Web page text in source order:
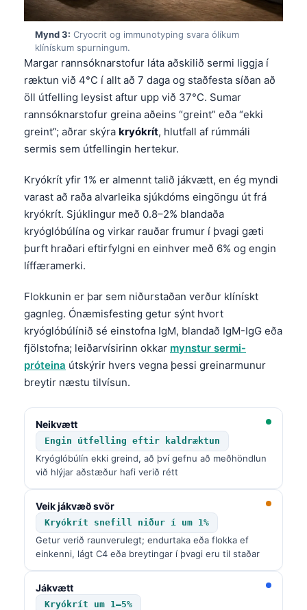
Mynd 3: Cryocrit og immunotyping svara ólíkum
klínískum spurningum.
Margar rannsóknarstofur láta aðskilið sermi liggja í
ræktun við 4°C í allt að 7 daga og staðfesta síðan að
öll útfelling leysist aftur upp við 37°C. Sumar
rannsóknarstofur greina aðeins “greint” eða “ekki
greint”; aðrar skýra kryókrít, hlutfall af rúmmáli
sermis sem útfellingin hertekur.
Kryókrít yfir 1% er almennt talið jákvætt, en ég myndi
varast að raða alvarleika sjúkdóms eingöngu út frá
kryókrít. Sjúklingur með 0.8–2% blandaða
kryóglóbúlína og virkar rauðar frumur í þvagi gæti
þurft hraðari eftirfylgni en einhver með 6% og engin
líffæramerki.
Flokkunin er þar sem niðurstaðan verður klínískt
gagnleg. Ónæmisfesting getur sýnt hvort
kryóglóbúlínið sé einstofna IgM, blandað IgM-IgG eða
fjölstofna; leiðarvísirinn okkar mynstur sermi-
próteina útskýrir hvers vegna þessi greinarmunur
breytir næstu tilvísun.
Neikvætt
Engin útfelling eftir kaldræktun
Kryóglóbúlín ekki greind, að því gefnu að meðhöndlun
við hlýjar aðstæður hafi verið rétt
Veik jákvæð svör
Kryókrít snefill niður í um 1%
Getur verið raunverulegt; endurtaka eða flokka ef
einkenni, lágt C4 eða breytingar í þvagi eru til staðar
Jákvætt
Kryókrít um 1–5%